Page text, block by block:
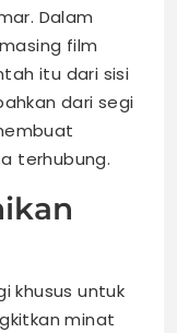
Dalam
film
itu dari sisi
dari segi
terhubung.
khusus untuk
minat